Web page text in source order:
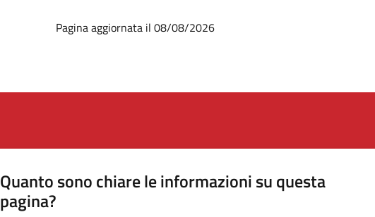
Pagina aggiornata il 08/08/2026
Quanto sono chiare le informazioni su questa
pagina?